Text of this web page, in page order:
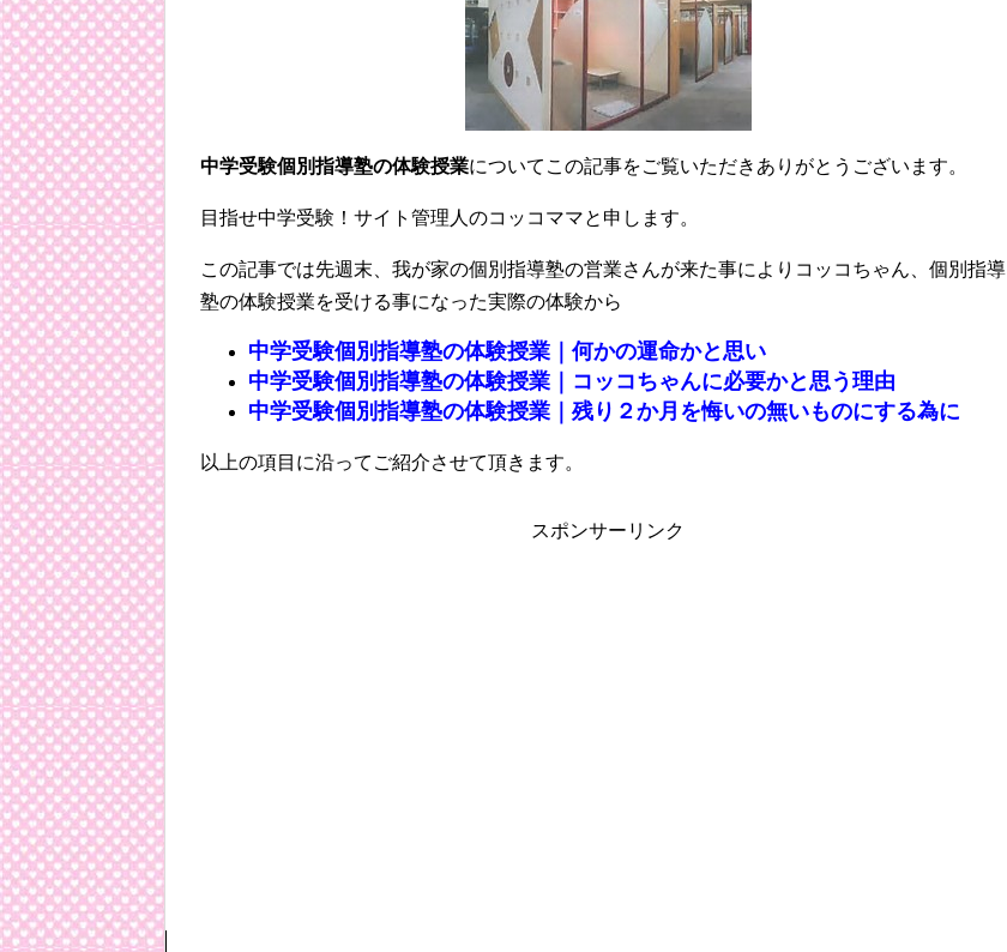
中学受験個別指導塾の体験授業についてこの記事をご覧いただきありがとうございます。
目指せ中学受験！サイト管理人のコッコママと申します。
この記事では先週末、我が家の個別指導塾の営業さんが来た事によりコッコちゃん、個別指導
塾の体験授業を受ける事になった実際の体験から
中学受験個別指導塾の体験授業｜何かの運命かと思い
中学受験個別指導塾の体験授業｜コッコちゃんに必要かと思う理由
中学受験個別指導塾の体験授業｜残り２か月を悔いの無いものにする為に
以上の項目に沿ってご紹介させて頂きます。
スポンサーリンク